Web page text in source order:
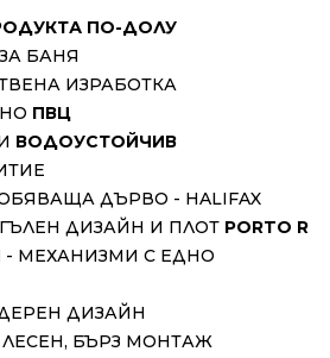
ПО-ДОЛУ
БАНЯ
ИЗРАБОТКА
ПВЦ
ВОДОУСТОЙЧИВ
ДЪРВО - HALIFAX
ДИЗАЙН И ПЛОТ PORTO R
- МЕХАНИЗМИ С ЕДНО
ДИЗАЙН
БЪРЗ МОНТАЖ